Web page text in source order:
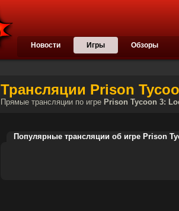
Новости Игры Обзоры
Трансляции Prison
Прямые трансляции по игре Prison Tycoon 3:
Популярные трансляции об игре Prison